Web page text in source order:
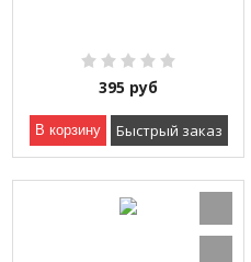
395 руб
В корзину Быстрый заказ